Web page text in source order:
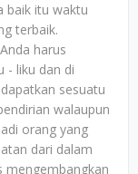
baik itu waktu
terbaik.
harus
- liku dan di
sesuatu
walaupun
orang yang
dari dalam
mengembangkan